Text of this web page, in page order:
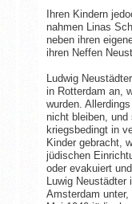
Ihren Kindern
nahmen Linas
neben ihren
ihren Neffen
Ludwig
in Rotterdam an,
wurden.
nicht bleiben, und
kriegsbedingt in
Kinder gebracht,
jüdischen
oder evakuiert
Luwig
Amsterdam